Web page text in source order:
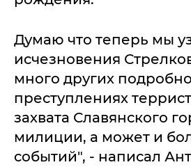
Думаю что теперь мы
исчезновения
много других
преступлениях
захвата Славянского
милиции, а может и
событий", - написал